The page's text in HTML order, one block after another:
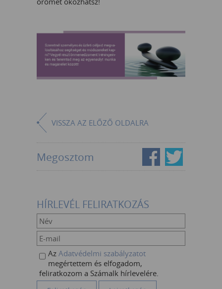
VISSZA AZ ELŐZŐ OLDALRA
Megosztom
HÍRLEVÉL FELIRATKOZÁS
Az Adatvédelmi szabályzatot
megértettem és elfogadom,
feliratkozom a Számalk hírlevelére.